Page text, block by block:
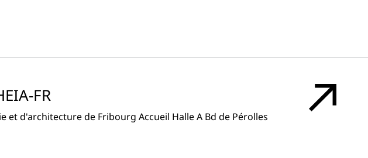
FR
et d'architecture de Fribourg Accueil Halle A Bd de Pérolles